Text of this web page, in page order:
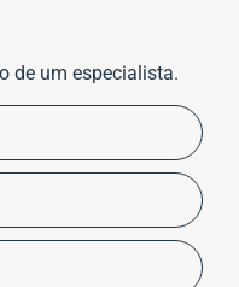
de um especialista.